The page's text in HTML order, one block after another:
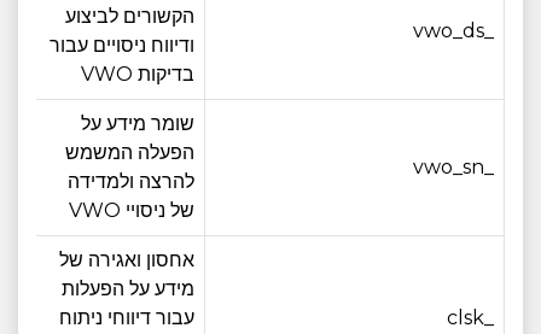
הקשורים לביצוע
ודיווח ניסויים עבור
בדיקות VWO
שומר מידע על
הפעלה המשמש
להרצה ולמדידה
של ניסויי VWO
אחסון ואגירה של
מידע על הפעלות
עבור דיווחי ניתוח